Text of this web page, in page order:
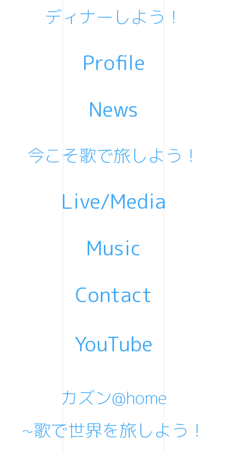
ディナーしよう！
Profile
News
今こそ歌で旅しよう！
Live/Media
Music
Contact
YouTube
カズン@home
~歌で世界を旅しよう！